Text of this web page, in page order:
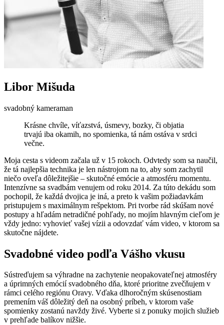
Libor Mišuda
svadobný kameraman
Krásne chvíle, víťazstvá, úsmevy, bozky, či objatia
trvajú iba okamih, no spomienka, tá nám ostáva v srdci
večne.
Moja cesta s videom začala už v 15 rokoch. Odvtedy som sa naučil,
že tá najlepšia technika je len nástrojom na to, aby som zachytil
niečo oveľa dôležitejšie – skutočné emócie a atmosféru momentu.
Intenzívne sa svadbám venujem od roku 2014. Za túto dekádu som
pochopil, že každá dvojica je iná, a preto k vašim požiadavkám
pristupujem s maximálnym rešpektom. Pri tvorbe rád skúšam nové
postupy a hľadám netradičné pohľady, no mojím hlavným cieľom je
vždy jedno: vyhovieť vašej vízii a odovzdať vám video, v ktorom sa
skutočne nájdete.
Svadobné video podľa Vášho vkusu
Sústreďujem sa výhradne na zachytenie neopakovateľnej atmosféry
a úprimných emócií svadobného dňa, ktoré prioritne zvečňujem v
rámci celého regiónu Oravy. Vďaka dlhoročným skúsenostiam
premením váš dôležitý deň na osobný príbeh, v ktorom vaše
spomienky zostanú navždy živé. Vyberte si z ponuky mojich služieb
v prehľade balíkov nižšie.